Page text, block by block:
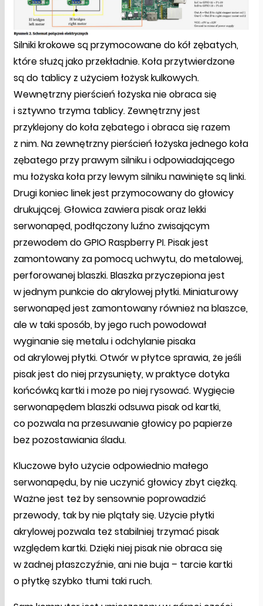
Silniki krokowe są przymocowane do kół zębatych,
które służą jako przekładnie. Koła przytwierdzone
są do tablicy z użyciem łożysk kulkowych.
Wewnętrzny pierścień łożyska nie obraca się
i sztywno trzyma tablicy. Zewnętrzny jest
przyklejony do koła zębatego i obraca się razem
z nim. Na zewnętrzny pierścień łożyska jednego koła
zębatego przy prawym silniku i odpowiadającego
mu łożyska koła przy lewym silniku nawinięte są linki.
Drugi koniec linek jest przymocowany do głowicy
drukującej. Głowica zawiera pisak oraz lekki
serwonapęd, podłączony luźno zwisającym
przewodem do GPIO Raspberry PI. Pisak jest
zamontowany za pomocą uchwytu, do metalowej,
perforowanej blaszki. Blaszka przyczepiona jest
w jednym punkcie do akrylowej płytki. Miniaturowy
serwonapęd jest zamontowany również na blaszce,
ale w taki sposób, by jego ruch powodował
wyginanie się metalu i odchylanie pisaka
od akrylowej płytki. Otwór w płytce sprawia, że jeśli
pisak jest do niej przysunięty, w praktyce dotyka
końcówką kartki i może po niej rysować. Wygięcie
serwonapędem blaszki odsuwa pisak od kartki,
co pozwala na przesuwanie głowicy po papierze
bez pozostawiania śladu.
Kluczowe było użycie odpowiednio małego
serwonapędu, by nie uczynić głowicy zbyt ciężką.
Ważne jest też by sensownie poprowadzić
przewody, tak by nie plątały się. Użycie płytki
akrylowej pozwala też stabilniej trzymać pisak
względem kartki. Dzięki niej pisak nie obraca się
w żadnej płaszczyźnie, ani nie buja – tarcie kartki
o płytkę szybko tłumi taki ruch.